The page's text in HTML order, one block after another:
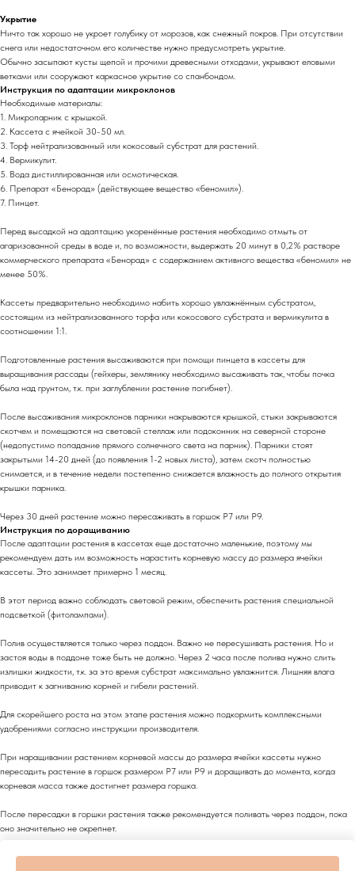
Укрытие
Ничто так хорошо не укроет голубику от морозов, как снежный покров. При отсутствии
снега или недостаточном его количестве нужно предусмотреть укрытие.
Обычно засыпают кусты щепой и прочими древесными отходами, укрывают еловыми
ветками или сооружают каркасное укрытие со спанбондом.
Инструкция по адаптации микроклонов
Необходимые материалы:
1. Микропарник с крышкой.
2. Кассета с ячейкой 30-50 мл.
3. Торф нейтрализованный или кокосовый субстрат для растений.
4. Вермикулит.
5. Вода дистиллированная или осмотическая.
6. Препарат «Бенорад» (действующее вещество «беномил»).
7. Пинцет.
Перед высадкой на адаптацию укоренённые растения необходимо отмыть от
агаризованной среды в воде и, по возможности, выдержать 20 минут в 0,2% растворе
коммерческого препарата «Бенорад» с содержанием активного вещества «беномил» не
менее 50%.
Кассеты предварительно необходимо набить хорошо увлажнённым субстратом,
состоящим из нейтрализованного торфа или кокосового субстрата и вермикулита в
соотношении 1:1.
Подготовленные растения высаживаются при помощи пинцета в кассеты для
выращивания рассады (гейхеры, землянику необходимо высаживать так, чтобы почка
была над грунтом, т.к. при заглублении растение погибнет).
После высаживания микроклонов парники накрываются крышкой, стыки закрываются
скотчем и помещаются на световой стеллаж или подоконник на северной стороне
(недопустимо попадание прямого солнечного света на парник). Парники стоят
закрытыми 14-20 дней (до появления 1-2 новых листа), затем скотч полностью
снимается, и в течение недели постепенно снижается влажность до полного открытия
крышки парника.
Через 30 дней растение можно пересаживать в горшок Р7 или Р9.
Инструкция по доращиванию
После адаптации растения в кассетах еще достаточно маленькие, поэтому мы
рекомендуем дать им возможность нарастить корневую массу до размера ячейки
кассеты. Это занимает примерно 1 месяц.
В этот период важно соблюдать световой режим, обеспечить растения специальной
подсветкой (фитолампами).
Полив осуществляется только через поддон. Важно не пересушивать растения. Но и
застоя воды в поддоне тоже быть не должно. Через 2 часа после полива нужно слить
излишки жидкости, т.к. за это время субстрат максимально увлажнится. Лишняя влага
приводит к загниванию корней и гибели растений.
Для скорейшего роста на этом этапе растения можно подкормить комплексными
удобрениями согласно инструкции производителя.
При наращивании растением корневой массы до размера ячейки кассеты нужно
пересадить растение в горшок размером Р7 или Р9 и доращивать до момента, когда
корневая масса также достигнет размера горшка.
После пересадки в горшки растения также рекомендуется поливать через поддон, пока
оно значительно не окрепнет.
Затем растение можно пересаживать в открытый грунт.